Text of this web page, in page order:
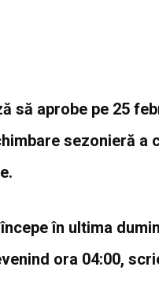
să aprobe pe 25
sezonieră a
în ultima
ora 04:00,